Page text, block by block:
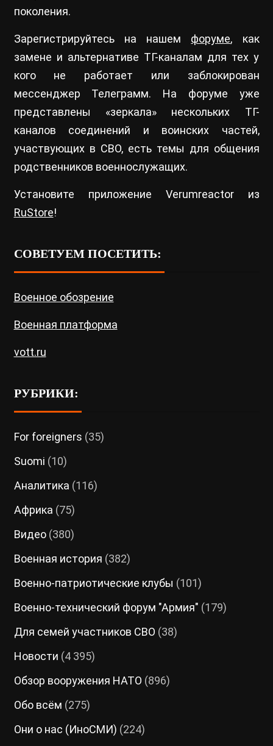
поколения.
Зарегистрируйтесь на нашем форуме, как
замене и альтернативе ТГ-каналам для тех у
кого не работает или заблокирован
мессенджер Телеграмм. На форуме уже
представлены «зеркала» нескольких ТГ-
каналов соединений и воинских частей,
участвующих в СВО, есть темы для общения
родственников военнослужащих.
Установите приложение Verumreactor из
RuStore!
СОВЕТУЕМ ПОСЕТИТЬ:
Военное обозрение
Военная платформа
vott.ru
РУБРИКИ:
For foreigners (35)
Suomi (10)
Аналитика (116)
Африка (75)
Видео(380)
Военная история (382)
Военно-патриотические клубы (101)
Военно-технический форум "Армия" (179)
Для семей участников СВО (38)
Новости (4 395)
Обзор вооружения НАТО (896)
Обо всём (275)
Они о нас (ИноСМИ) (224)